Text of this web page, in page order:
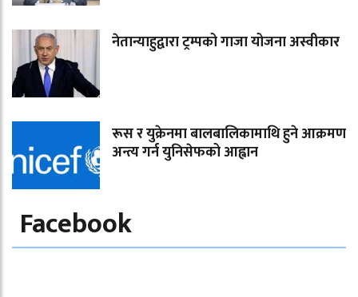
नेतान्याहुद्वारा ट्रम्पको गाजा योजना अस्वीकार
रूस र युक्रेनमा बालबालिकामाथि हुने आक्रमण
अन्त्य गर्न युनिसेफको आह्वान
Facebook